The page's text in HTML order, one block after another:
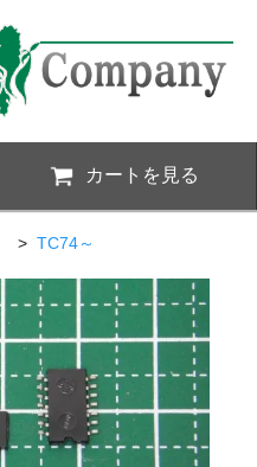
カートを見る
> TC74～